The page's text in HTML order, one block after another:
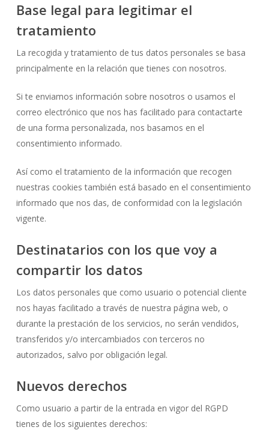
Base legal para legitimar el
tratamiento
La recogida y tratamiento de tus datos personales se basa
principalmente en la relación que tienes con nosotros.
Si te enviamos información sobre nosotros o usamos el
correo electrónico que nos has facilitado para contactarte
de una forma personalizada, nos basamos en el
consentimiento informado.
Así como el tratamiento de la información que recogen
nuestras cookies también está basado en el consentimiento
informado que nos das, de conformidad con la legislación
vigente.
Destinatarios con los que voy a
compartir los datos
Los datos personales que como usuario o potencial cliente
nos hayas facilitado a través de nuestra página web, o
durante la prestación de los servicios, no serán vendidos,
transferidos y/o intercambiados con terceros no
autorizados, salvo por obligación legal.
Nuevos derechos
Como usuario a partir de la entrada en vigor del RGPD
tienes de los siguientes derechos: